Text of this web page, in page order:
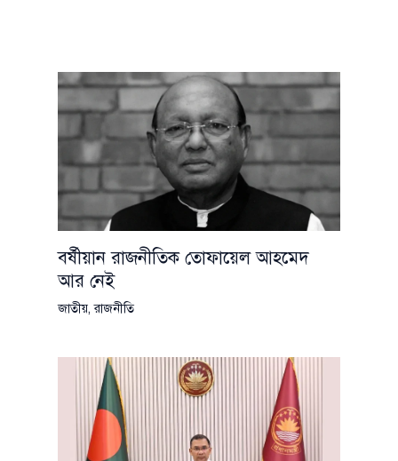
বর্ষীয়ান রাজনীতিক তোফায়েল আহমেদ
আর নেই
জাতীয়,রাজনীতি